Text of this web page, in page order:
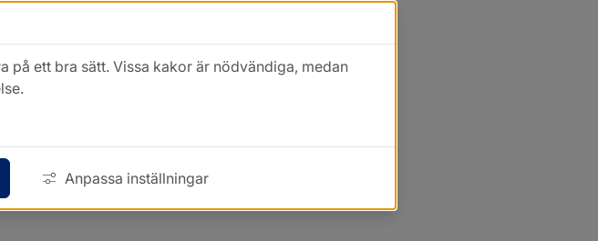
ett bra sätt. Vissa kakor är nödvändiga, medan
Anpassa inställningar